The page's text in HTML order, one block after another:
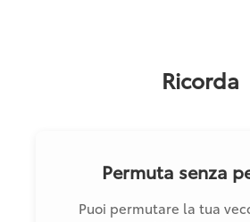
Ricorda
Permuta senza
Puoi permutare la tua